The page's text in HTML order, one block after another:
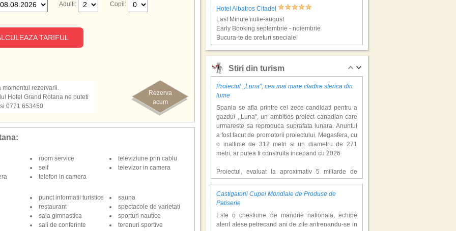
Adulti: Copii:
TARIFUL
Rezerva
acum
rezervarii.
Hotel Grand Rotana ne puteti
0771 653450
room service
seif
telefon in camera
televiziune prin cablu
televizor in camera
punct informatii turistice
restaurant
sala gimnastica
sali de conferinte
sauna
spectacole de varietati
sporturi nautice
terenuri sportive
Hotel Albatros Citadel
Last Minute iiulie-august
Early Booking septembrie - noiembrie
Bucura-te de preturi speciale!
Sharm El Sheikh, super vacante!
Hotel Jaz Mirabel Beach
Early Booking septembrie - noiembrie
Bucura-te de preturi speciale!
Hurghada, super vacante!
Stiri din turism
Proiectul ,,Luna'', cea mai mare cladire sferica din
lume
Spania se afla printre cei zece candidati pentru a
gazdui ,,Luna'', un ambitios proiect canadian care
urmareste sa reproduca suprafata lunara. Anuntul
a fost facut de promotorii proiectului. Megasfera, cu
o inaltime de 312 metri si un diametru de 271
metri, ar putea fi construita incepand cu 2026
Proiectul, evaluat la aproximativ 5 miliarde de
dolari, include un complex de 200 de hectare, cu
hoteluri, facilitati de recreere si zone rezidentiale.
Conceptul depaseste ideea unui simplu hotel
milioane de turisti anual. �Luna� ar putea deveni
o atractie de top, 2,5 milioane de vizitatori fiind
Castigatorii Cupei Mondiale de Produse de
Patiserie
Este o chestiune de mandrie nationala, echipe
atent alese petrecand ani de zile antrenandu-se in